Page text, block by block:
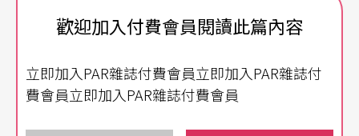
演出或劇情投射），都讓觀眾對這位魁北克導演印
丟開好萊塢，從劇場轉化為電影
歡迎加入付費會員閱讀此篇內容
立即加入PAR雜誌付費會員立即加入PAR雜誌付
費會員立即加入PAR雜誌付費會員